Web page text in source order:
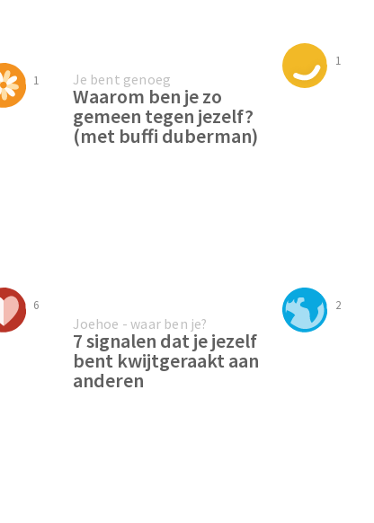
1
1
Je bent genoeg
Waarom ben je zo
gemeen tegen jezelf?
(met buffi duberman)
6 2
Joehoe - waar ben je?
7 signalen dat je jezelf
bent kwijtgeraakt aan
anderen